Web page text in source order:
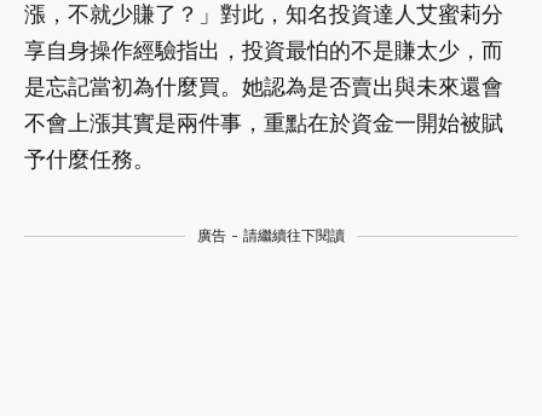
漲，不就少賺了？」對此，知名投資達人艾蜜莉分
享自身操作經驗指出，投資最怕的不是賺太少，而
是忘記當初為什麼買。她認為是否賣出與未來還會
不會上漲其實是兩件事，重點在於資金一開始被賦
予什麼任務。
廣告 - 請繼續往下閱讀